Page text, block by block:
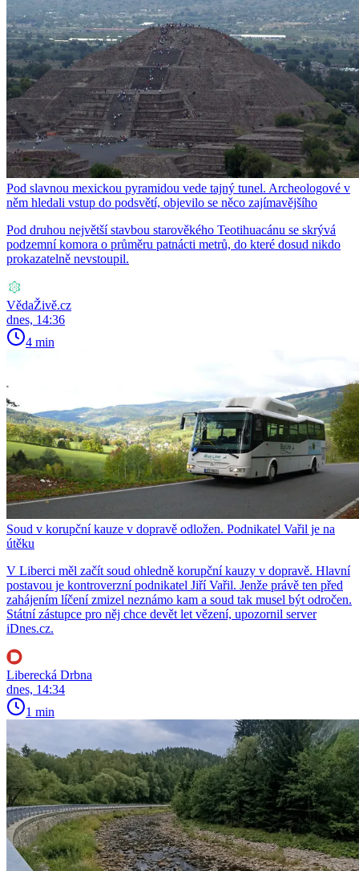
Pod slavnou mexickou pyramidou vede tajný tunel. Archeologové v
něm hledali vstup do podsvětí, objevilo se něco zajímavějšího
Pod druhou největší stavbou starověkého Teotihuacánu se skrývá
podzemní komora o průměru patnácti metrů, do které dosud nikdo
prokazatelně nevstoupil.
VědaŽivě.cz
dnes, 14:36
4 min
Soud v korupční kauze v dopravě odložen. Podnikatel Vařil je na
útěku
V Liberci měl začít soud ohledně korupční kauzy v dopravě. Hlavní
postavou je kontroverzní podnikatel Jiří Vařil. Jenže právě ten před
zahájením líčení zmizel neznámo kam a soud tak musel být odročen.
Státní zástupce pro něj chce devět let vězení, upozornil server
iDnes.cz.
Liberecká Drbna
dnes, 14:34
1 min